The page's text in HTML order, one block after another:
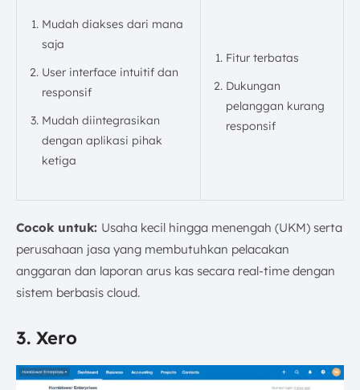
Mudah diakses dari mana
saja
User interface intuitif dan
responsif
Mudah diintegrasikan
dengan aplikasi pihak
ketiga
Fitur terbatas
Dukungan
pelanggan kurang
responsif
Cocok untuk: Usaha kecil hingga menengah (UKM) serta
perusahaan jasa yang membutuhkan pelacakan
anggaran dan laporan arus kas secara real-time dengan
sistem berbasis cloud.
3. Xero